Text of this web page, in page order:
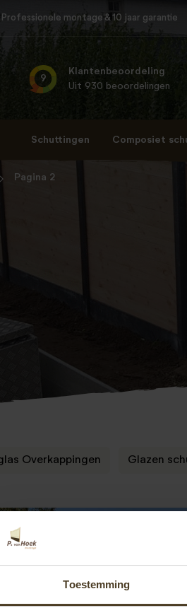
Toestemming
Professionele montage & 10 jaar garantie
9
Klantenbeoordeling
Uit 930 beoordelingen
Schuttingen Composiet
Pagina 2
Overkappingen Glazen